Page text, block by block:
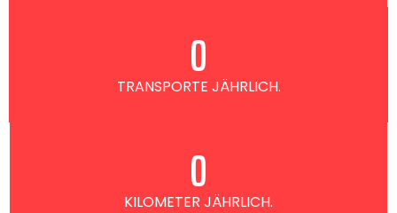
TRANSPORTE JÄHRLICH.
0
KILOMETER JÄHRLICH.
0